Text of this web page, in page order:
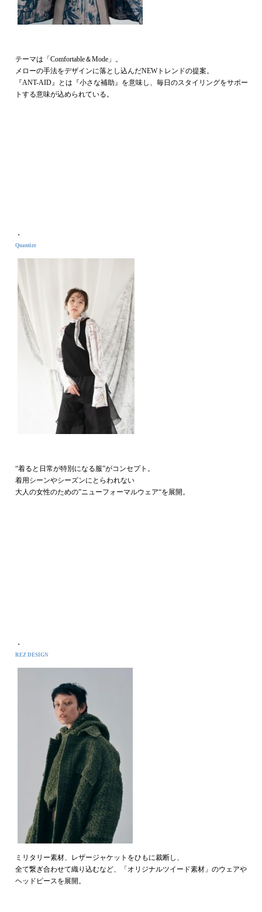
テーマは「Comfortable＆Mode」。
メローの手法をデザインに落とし込んだNEWトレンドの提案。
『ANT-AID』とは『小さな補助』を意味し、毎日のスタイリングをサポー
トする意味が込められている。
・
Quantize
“着ると日常が特別になる服”がコンセプト。
着用シーンやシーズンにとらわれない
大人の女性のための”ニューフォーマルウェア“を展開。
・
REZ DESIGN
ミリタリー素材、レザージャケットをひもに裁断し、
全て繋ぎ合わせて織り込むなど、「オリジナルツイード素材」のウェアや
ヘッドピースを展開。